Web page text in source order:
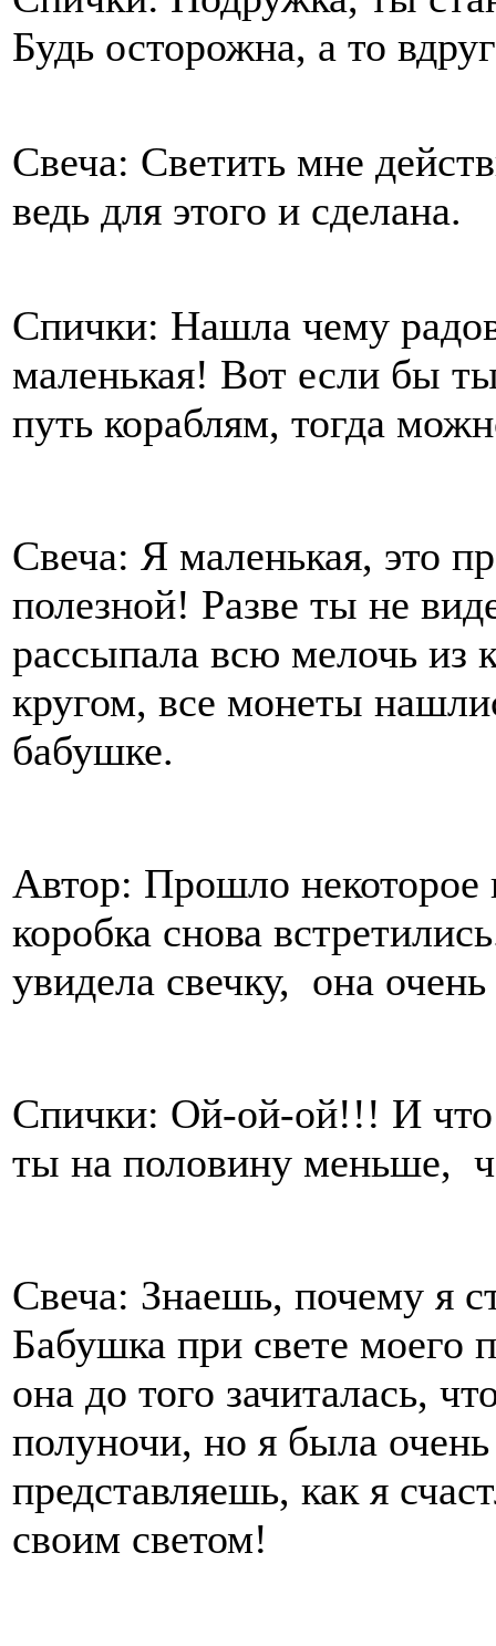
Будь осторожна, а то
Свеча: Светить мне
ведь для этого и сделана.
Спички: Нашла чему
маленькая! Вот если бы
путь кораблям, тогда
Свеча: Я маленькая, это
полезной! Разве ты не
рассыпала всю мелочь из
кругом, все монеты
бабушке.
Автор: Прошло некоторое
коробка снова
увидела свечку, она
Спички: Ой-ой-ой!!! И что
ты на половину меньше,
Свеча: Знаешь, почему я
Бабушка при свете моего
она до того зачиталась,
полуночи, но я была
представляешь, как я
своим светом!